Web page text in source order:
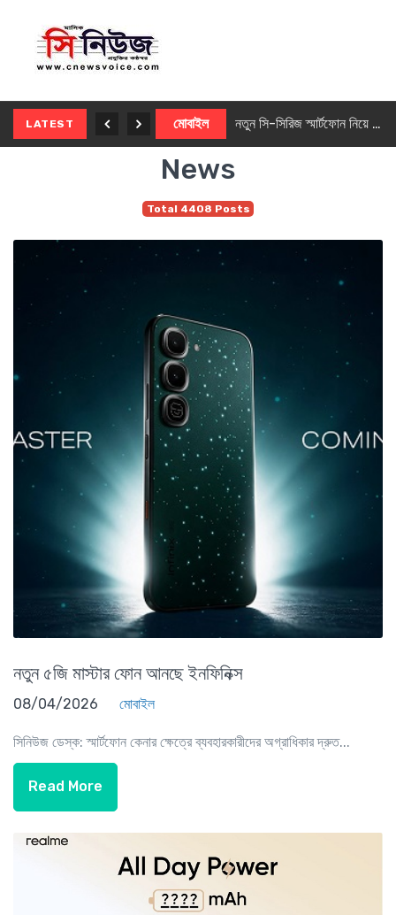
LATEST মোবাইল নতুন সি-সিরিজ স্মার্টফোন নিয়ে আসছে রিয়েলমি
News
Total 4408 Posts
নতুন ৫জি মাস্টার ফোন আনছে ইনফিনিক্স
08/04/2026 মোবাইল
সিনিউজ ডেস্ক: স্মার্টফোন কেনার ক্ষেত্রে ব্যবহারকারীদের অগ্রাধিকার দ্রুত...
Read More